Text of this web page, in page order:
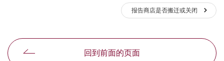
报告商店是否搬迁或关闭
回到前面的页面